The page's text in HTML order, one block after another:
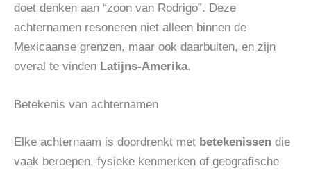
doet denken aan “zoon van Rodrigo”. Deze
achternamen resoneren niet alleen binnen de
Mexicaanse grenzen, maar ook daarbuiten, en zijn
overal te vinden Latijns-Amerika.
Betekenis van achternamen
Elke achternaam is doordrenkt met betekenissen die
vaak beroepen, fysieke kenmerken of geografische